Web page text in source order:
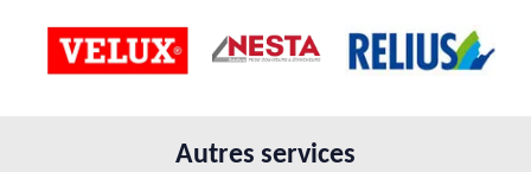
Autres services